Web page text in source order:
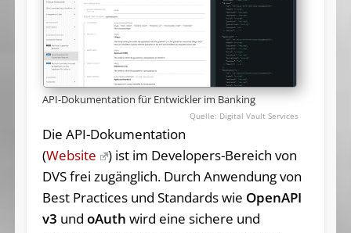
API-Dokumentation für Entwickler im Banking
Digital Vault Services
Die API-Dokumentation
(Website
) ist im Developers-Bereich von
DVS frei zugänglich. Durch Anwendung von
Best Practices und Standards wie OpenAPI
v3 und oAuth wird eine sichere und